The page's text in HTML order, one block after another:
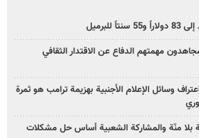
للبرميل
مهمتهم الدفاع عن الاقتدار الثقافي
وسائل الإعلام الأجنبية بهزيمة ترامب هو ثمرة
بلا منّة والمشاركة الشعبية أساس حل مشكلات